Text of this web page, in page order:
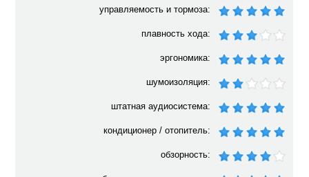
управляемость и тормоза:
плавность хода:
эргономика:
шумоизоляция:
штатная аудиосистема:
кондиционер / отопитель:
обзорность: